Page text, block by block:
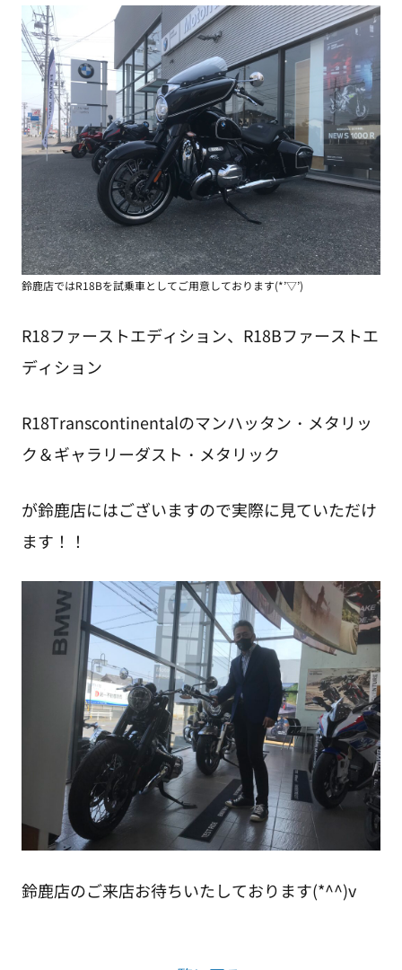
鈴鹿店ではR18Bを試乗車としてご用意しております(*’▽’)
R18ファーストエディション、R18Bファーストエ
ディション
R18Transcontinentalのマンハッタン・メタリッ
ク＆ギャラリーダスト・メタリック
が鈴鹿店にはございますので実際に見ていただけ
ます！！
鈴鹿店のご来店お待ちいたしております(*^^)v